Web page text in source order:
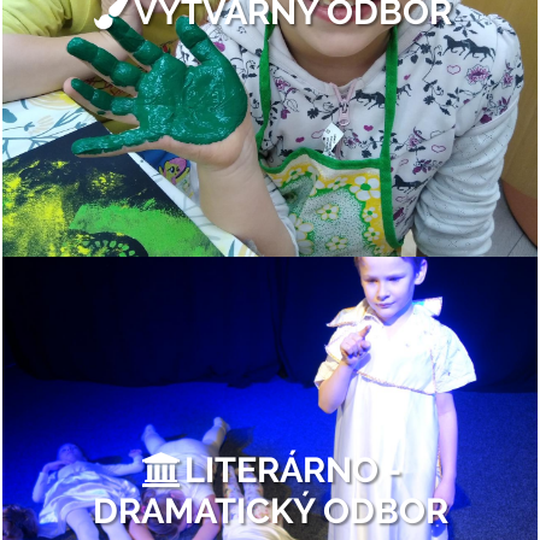
VÝTVARNÝ ODBOR
LITERÁRNO -
DRAMATICKÝ ODBOR